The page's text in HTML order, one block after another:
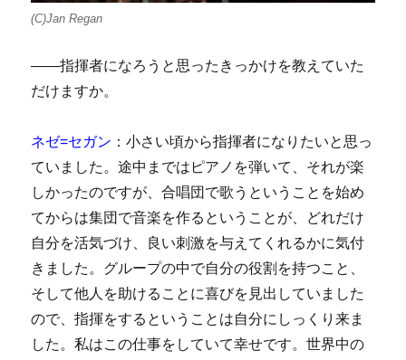
(C)Jan Regan
――指揮者になろうと思ったきっかけを教えていた
だけますか。
ネゼ=セガン ：小さい頃から指揮者になりたいと思っ
ていました。途中まではピアノを弾いて、それが楽
しかったのですが、合唱団で歌うということを始め
てからは集団で音楽を作るということが、どれだけ
自分を活気づけ、良い刺激を与えてくれるかに気付
きました。グループの中で自分の役割を持つこと、
そして他人を助けることに喜びを見出していました
ので、指揮をするということは自分にしっくり来ま
した。私はこの仕事をしていて幸せです。世界中の